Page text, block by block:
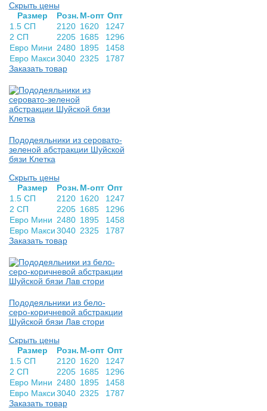
Скрыть цены
Раз­мер
Розн. М-опт Опт
1.5 СП
2120 1620
1247
2 СП
2205 1685
1296
Евро Мини 2480 1895
1458
Евро Макси3040 2325
1787
Заказать товар
Пододеяльники из серовато-
зеленой абстракции Шуйской
бязи Клетка
Скрыть цены
Раз­мер
Розн. М-опт Опт
1.5 СП
2120 1620
1247
2 СП
2205 1685
1296
Евро Мини 2480 1895
1458
Евро Макси3040 2325
1787
Заказать товар
Пододеяльники из бело-
серо-коричневой абстракции
Шуйской бязи Лав стори
Скрыть цены
Раз­мер
Розн. М-опт Опт
1.5 СП
2120 1620
1247
2 СП
2205 1685
1296
Евро Мини 2480 1895
1458
Евро Макси3040 2325
1787
Заказать товар